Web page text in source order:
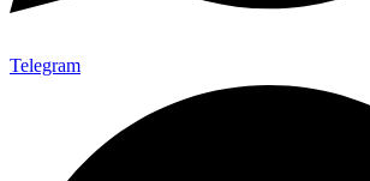
Telegram